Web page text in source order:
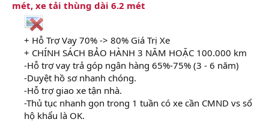
mét, xe tải thùng dài 6.2 mét
+ Hỗ Trợ Vay 70% -> 80% Giá Trị Xe
+ CHÍNH SÁCH BẢO HÀNH 3 NĂM HOẶC 100.000 km
-Hỗ trợ vay trả góp ngân hàng 65%-75% (3 - 6 năm)
-Duyệt hồ sơ nhanh chóng.
-Hỗ trợ giao xe tận nhà.
-Thủ tục nhanh gọn trong 1 tuần có xe cần CMND vs sổ
hộ khẩu là OK.